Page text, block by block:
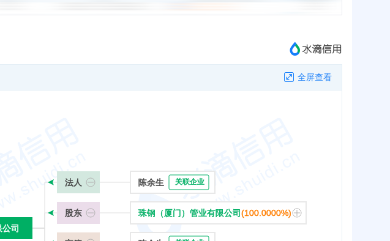
全屏查看
司
司
法人
股东
陈余生 关联企业
珠钢（厦门）管业有限公司(100.0000%)